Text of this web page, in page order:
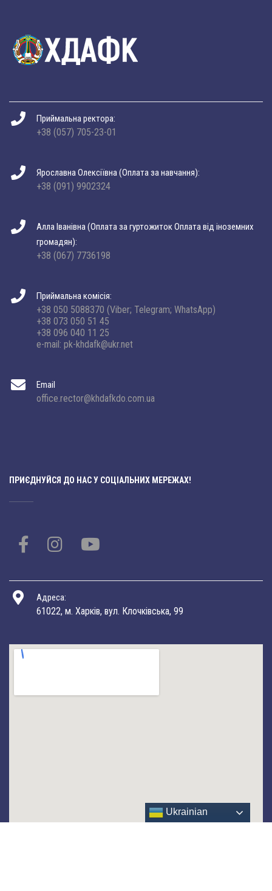
Приймальна ректора:
+38 (057) 705-23-01
Ярославна Олексіївна (Оплата за навчання):
+38 (091) 9902324
Алла Іванівна (Оплата за гуртожиток Оплата від іноземних
громадян):
+38 (067) 7736198
Приймальна комісія:
+38 050 5088370 (Viber; Telegram; WhatsApp)
+38 073 050 51 45
+38 096 040 11 25
e-mail: pk-khdafk@ukr.net
Email
office.rector@khdafkdo.com.ua
ПРИЄДНУЙСЯ ДО НАС У СОЦІАЛЬНИХ МЕРЕЖАХ!
Адреса:
61022, м. Харків, вул. Клочківська, 99
Ukrainian